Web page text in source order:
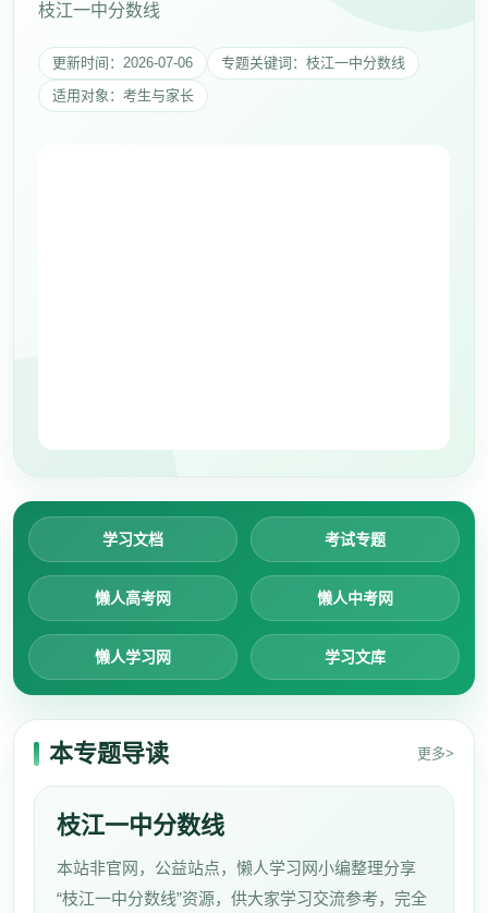
枝江一中分数线
更新时间：2026-07-06
专题关键词：枝江一中分数线
适用对象：考生与家长
学习文档 考试专题
懒人高考网 懒人中考网
懒人学习网 学习文库
本专题导读 更多>
枝江一中分数线
本站非官网，公益站点，懒人学习网小编整理分享
“枝江一中分数线”资源，供大家学习交流参考，完全